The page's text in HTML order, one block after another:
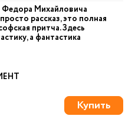
Федора Михайловича
рассказ, это полная
притча. Здесь
а фантастика
Купить